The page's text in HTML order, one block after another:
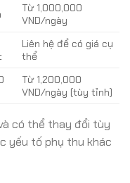
Từ 1,000,000
VND/ngày
Liên hệ để có giá cụ
thể
Từ 1,200,000
VND/ngày (tùy tỉnh)
có thể thay đổi tùy
yếu tố phụ thu khác